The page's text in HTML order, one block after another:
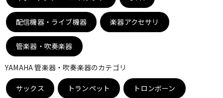
DTM オンライン納品
配信/ライブ機器 楽器アクセサリ
配信機器・ライブ機器 楽器アクセサリ
管楽器・吹奏楽器
YAMAHA 管楽器・吹奏楽器のカテゴリ
サックス トランペット トロンボーン